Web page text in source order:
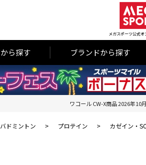
メガスポーツ公式
ら探す ブランドから探す
ワコール CW-X商品 2026年10
バドミントン > プロテイン > カゼイン・